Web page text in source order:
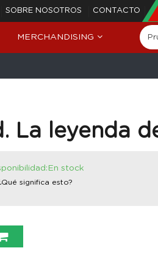
SOBRE NOSOTROS CONTACTO
MERCHANDISING
La leyenda
stock
significa esto?